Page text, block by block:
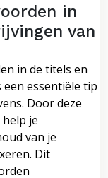
in
van
in de titels en
een essentiële tip
Door deze
je
van je
Dit